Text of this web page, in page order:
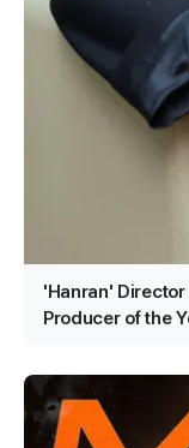
'Hanran'
Producer of the